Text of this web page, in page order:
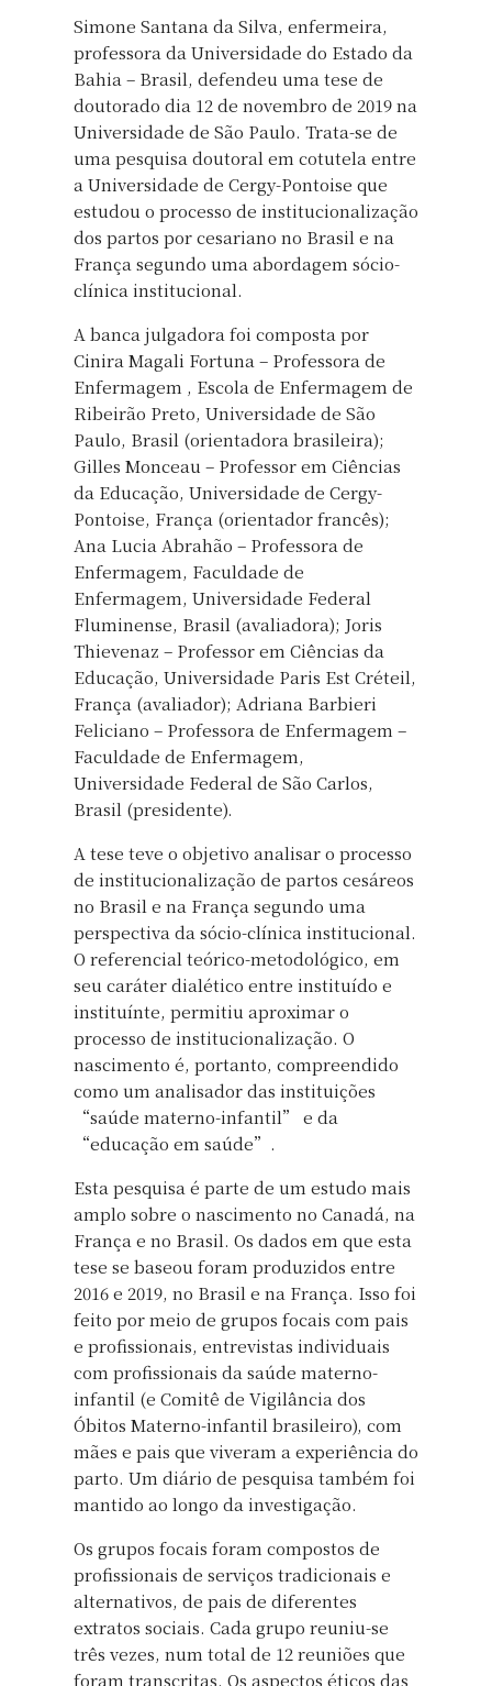
Simone Santana da Silva, enfermeira,
professora da Universidade do Estado da
Bahia – Brasil, defendeu uma tese de
doutorado dia 12 de novembro de 2019 na
Universidade de São Paulo. Trata-se de
uma pesquisa doutoral em cotutela entre
a Universidade de Cergy-Pontoise que
estudou o processo de institucionalização
dos partos por cesariano no Brasil e na
França segundo uma abordagem sócio-
clínica institucional.
A banca julgadora foi composta por
Cinira Magali Fortuna – Professora de
Enfermagem , Escola de Enfermagem de
Ribeirão Preto, Universidade de São
Paulo, Brasil (orientadora brasileira);
Gilles Monceau – Professor em Ciências
da Educação, Universidade de Cergy-
Pontoise, França (orientador francês);
Ana Lucia Abrahão – Professora de
Enfermagem, Faculdade de
Enfermagem, Universidade Federal
Fluminense, Brasil (avaliadora); Joris
Thievenaz – Professor em Ciências da
Educação, Universidade Paris Est Créteil,
França (avaliador); Adriana Barbieri
Feliciano – Professora de Enfermagem –
Faculdade de Enfermagem,
Universidade Federal de São Carlos,
Brasil (presidente).
A tese teve o objetivo analisar o processo
de institucionalização de partos cesáreos
no Brasil e na França segundo uma
perspectiva da sócio-clínica institucional.
O referencial teórico-metodológico, em
seu caráter dialético entre instituído e
instituínte, permitiu aproximar o
processo de institucionalização. O
nascimento é, portanto, compreendido
como um analisador das instituições
“saúde materno-infantil” e da
“educação em saúde”.
Esta pesquisa é parte de um estudo mais
amplo sobre o nascimento no Canadá, na
França e no Brasil. Os dados em que esta
tese se baseou foram produzidos entre
2016 e 2019, no Brasil e na França. Isso foi
feito por meio de grupos focais com pais
e profissionais, entrevistas individuais
com profissionais da saúde materno-
infantil (e Comitê de Vigilância dos
Óbitos Materno-infantil brasileiro), com
mães e pais que viveram a experiência do
parto. Um diário de pesquisa também foi
mantido ao longo da investigação.
Os grupos focais foram compostos de
profissionais de serviços tradicionais e
alternativos, de pais de diferentes
extratos sociais. Cada grupo reuniu-se
três vezes, num total de 12 reuniões que
foram transcritas. Os aspectos éticos das